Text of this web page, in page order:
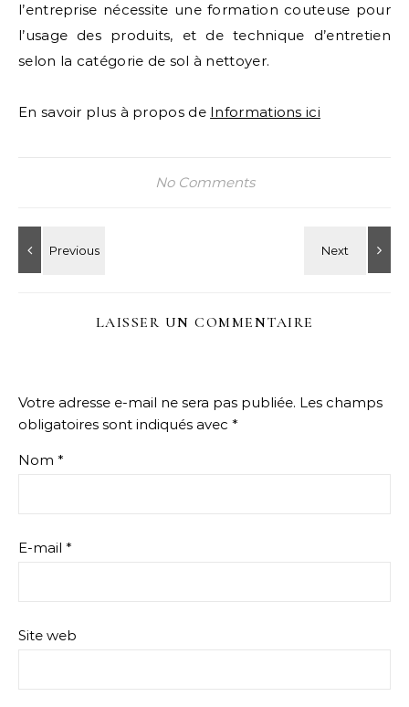
l’entreprise nécessite une formation couteuse pour
l’usage des produits, et de technique d’entretien
selon la catégorie de sol à nettoyer.
En savoir plus à propos de Informations ici
No Comments
LAISSER UN COMMENTAIRE
Votre adresse e-mail ne sera pas publiée. Les champs
obligatoires sont indiqués avec *
Nom *
E-mail *
Site web